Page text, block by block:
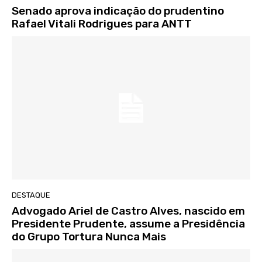
Senado aprova indicação do prudentino
Rafael Vitali Rodrigues para ANTT
DESTAQUE
Advogado Ariel de Castro Alves, nascido em
Presidente Prudente, assume a Presidência
do Grupo Tortura Nunca Mais